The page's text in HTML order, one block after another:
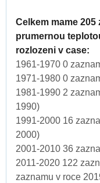
Celkem mame
prumernou
rozlozeni v case:
1961-1970 0
1971-1980 0
1981-1990 2
1990)
1991-2000 16
2000)
2001-2010 36
2011-2020 122
zaznamu v roce